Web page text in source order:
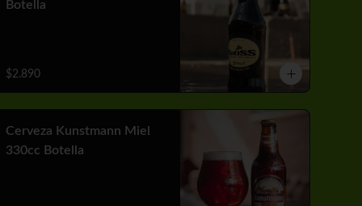
Botella
$2.890
Cerveza Kunstmann Miel
330cc Botella